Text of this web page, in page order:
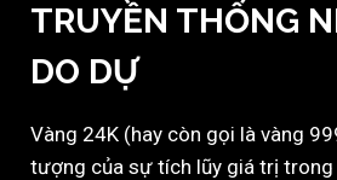
TRUYỀN THỐNG
DO DỰ
Vàng 24K (hay còn gọi là vàng
tượng của sự tích lũy giá trị trong